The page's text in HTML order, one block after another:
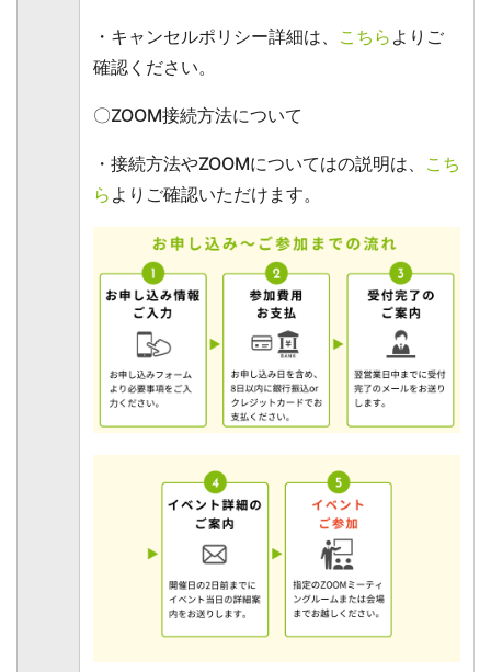
・キャンセルポリシー詳細は、 こちら よりご
確認ください。
〇ZOOM接続方法について
・接続方法やZOOMについてはの説明は、 こち
ら よりご確認いただけます。